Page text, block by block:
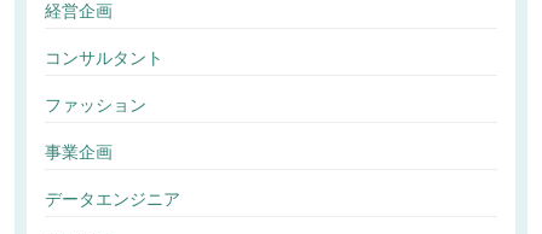
経営企画
コンサルタント
ファッション
事業企画
データエンジニア